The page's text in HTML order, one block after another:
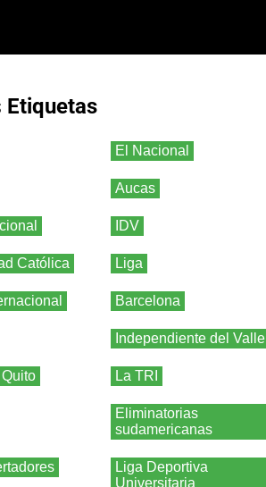
Etiquetas
El Nacional
Aucas
IDV
Católica Liga
Barcelona
Independiente del Valle
La TRI
Eliminatorias
sudamericanas
Liga Deportiva
Universitaria